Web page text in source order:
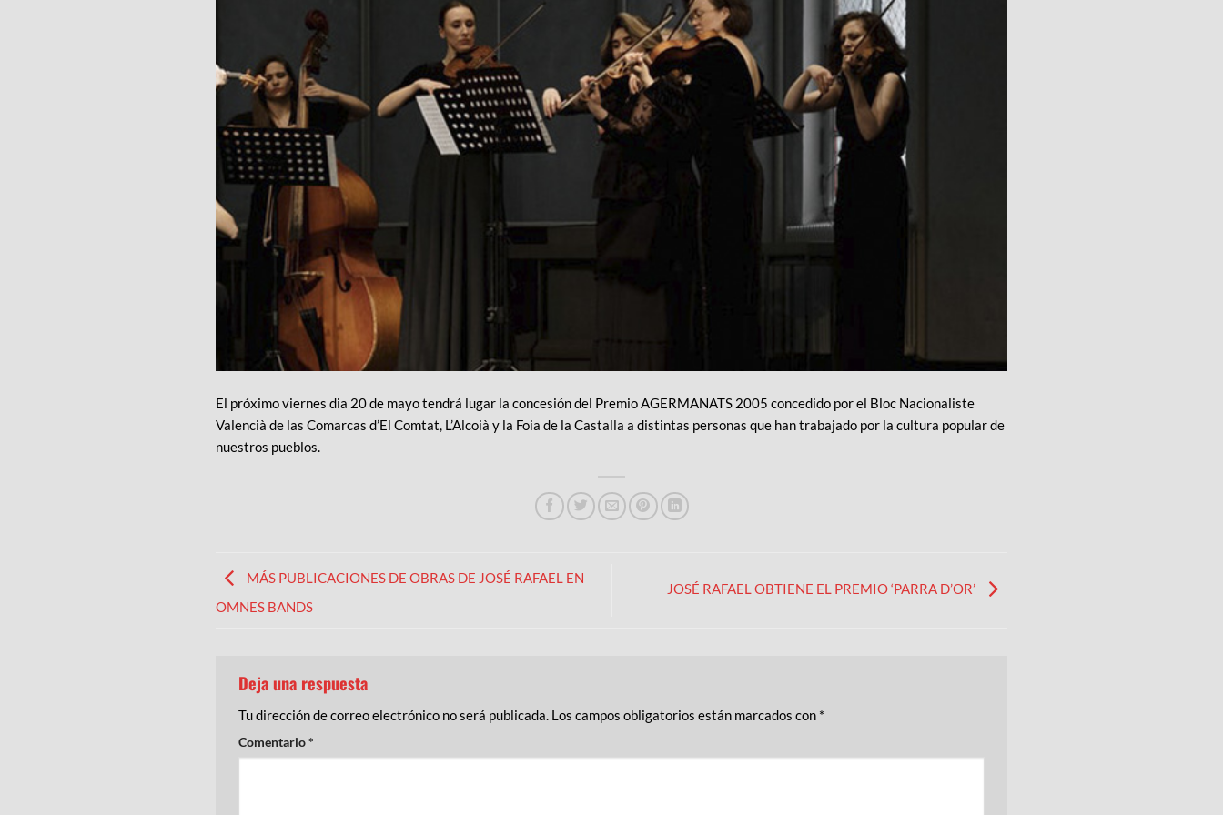
El próximo viernes dia 20 de mayo tendrá lugar la concesión del Premio AGERMANATS 2005 concedido por el Bloc Nacionaliste
Valencià de las Comarcas d’El Comtat, L’Alcoià y la Foia de la Castalla a distintas personas que han trabajado por la cultura popular de
nuestros pueblos.
MÁS PUBLICACIONES DE OBRAS DE JOSÉ RAFAEL EN
OMNES BANDS
JOSÉ RAFAEL OBTIENE EL PREMIO ‘PARRA D’OR’
Deja una respuesta
Tu dirección de correo electrónico no será publicada. Los campos obligatorios están marcados con *
Comentario*